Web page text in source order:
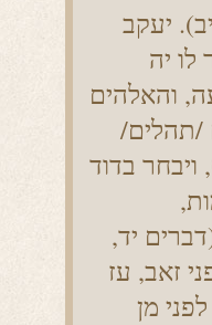
יעקב
יה
והאלהים
/תהלים/
בדוד
יד,
זאב, עז
מן